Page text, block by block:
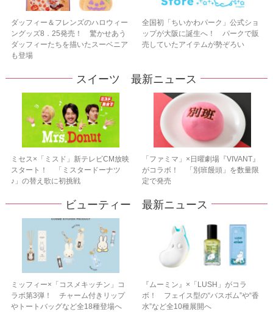
ダッフィー＆フレンズのハロウィー
ングッズ8．25発売！ 驚かせあう
ダッフィーたちを描いたスーベニア
も登場
全国初「ちいかわパーク」公式ショ
ップが大阪に誕生へ！ パークで販
売していたアイテムが勢ぞろい
スイーツ 最新ニュース
ミセス×「ミスド」新テレビCM放映
スタート！ 「ミスタードーナツ
♪」の替え歌に初挑戦
「ファミマ」×日曜劇場『VIVANT』
がコラボ！ 「別班饅頭」を数量限
定で発売
ビューティー 最新ニュース
ミッフィー×「コスメキッチン」コ
ラボ第3弾！ チャーム付きリップ
やトートバッグなど全18種登場へ
『ムーミン』×「LUSH」がコラ
ボ！ フェイス型の“バスボム”や“香
水”など全10種展開へ